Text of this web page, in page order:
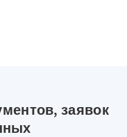
заявок